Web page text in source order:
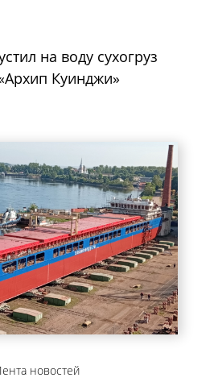
на воду сухогруз
Куинджи»
новостей